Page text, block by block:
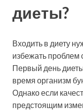
диеты?
Входить в диету
избежать проблем
Первый день
время организм
Однако если
предстоящим